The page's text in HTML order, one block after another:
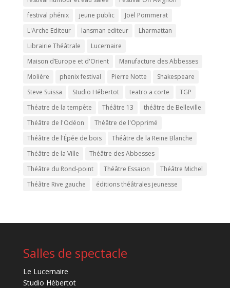
festival phénix
jeune public
Joël Pommerat
L'Arche Editeur
lansman editeur
Lharmattan
Librairie Théâtrale
Lucernaire
Maison d’Europe et d'Orient
Manufacture des Abbesses
Molière
phenix festival Pierre Notte
Shakespeare
Steve Suissa
Studio Hébertot teatro a corte
TGP
Théatre de la tempête
Théâtre 13
théâtre de Belleville
Théâtre de l'Odéon
Théâtre de l'Opprimé
Théâtre de l'Épée de bois
Théâtre de la Reine Blanche
Théâtre de la Ville
Théâtre des Abbesses
Théâtre du Rond-point
Théâtre Essaïon
Théâtre Michel
Théâtre Rive gauche
éditions théâtrales jeunesse
Salles de spectacle
Le Lucernaire
Studio Hébertot